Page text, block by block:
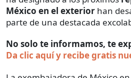
México en el exterior han
parte de una destacada
No solo te informamos, te
Da clic aquí y recibe gratis